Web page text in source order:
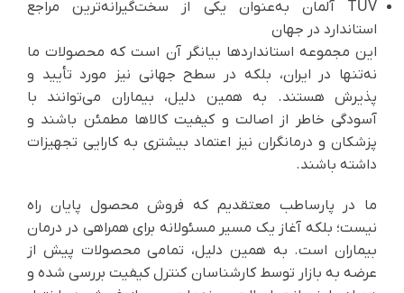
TÜV آلمان به‌عنوان یکی از سخت‌گیرانه‌ترین مراجع
استاندارد در جهان
این مجموعه استانداردها بیانگر آن است که محصولات ما
نه‌تنها در ایران، بلکه در سطح جهانی نیز مورد تأیید و
پذیرش هستند. به همین دلیل، بیماران می‌توانند با
آسودگی خاطر از اصالت و کیفیت کالاها مطمئن باشند و
پزشکان و درمانگران نیز اعتماد بیشتری به کارایی تجهیزات
داشته باشند.
ما در پارساطب معتقدیم که فروش محصول پایان راه
نیست؛ بلکه آغاز یک مسیر مسئولانه برای همراهی در درمان
بیماران است. به همین دلیل، تمامی محصولات پیش از
عرضه به بازار توسط کارشناسان کنترل کیفیت بررسی شده و